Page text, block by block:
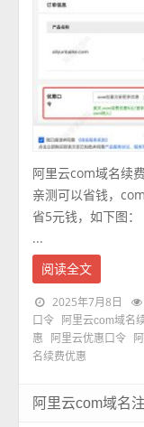
阿里云com域名续
亲测可以省钱，
省5元钱，如下图
...
阅读全文
2025年7月8日
口令
阿里云com域名
惠
阿里云优惠口令
名续费优惠
阿里云com域名